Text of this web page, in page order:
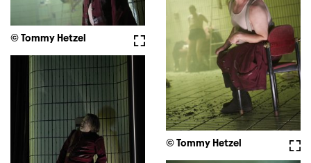
© Tommy Hetzel
Vollbild
© Tommy Hetzel